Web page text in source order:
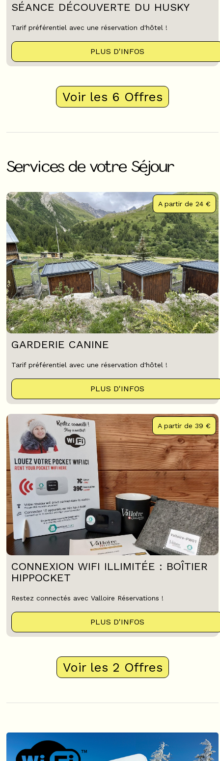
SÉANCE DÉCOUVERTE DU HUSKY
Tarif préférentiel avec une réservation d'hôtel !
PLUS D'INFOS
Voir les 6 Offres
Services de votre Séjour
GARDERIE CANINE
A partir de 24 €
Tarif préférentiel avec une réservation d'hôtel !
PLUS D'INFOS
CONNEXION WIFI ILLIMITÉE : BOÎTIER
HIPPOCKET
A partir de 39 €
Restez connectés avec Valloire Réservations !
PLUS D'INFOS
Voir les 2 Offres